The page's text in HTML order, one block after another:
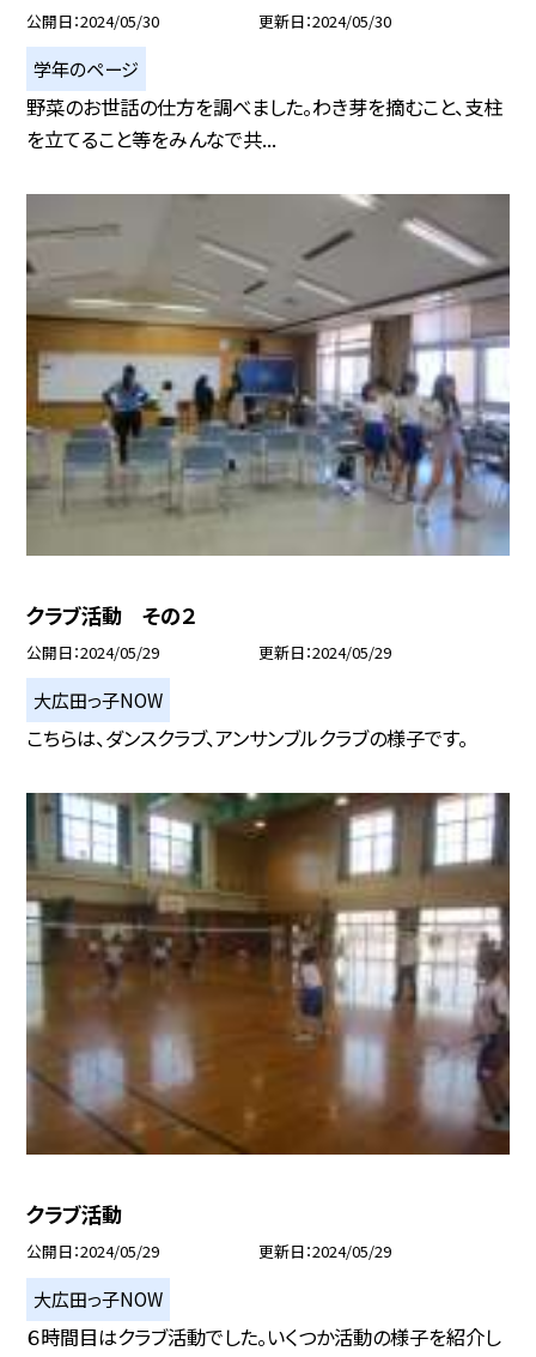
公開日 2024/05/30 更新日 2024/05/30
学年のページ
野菜のお世話の仕方を調べました。わき芽を摘むこと、支柱
を立てること等をみんなで共...
クラブ活動 その２
公開日 2024/05/29 更新日 2024/05/29
大広田っ子NOW
こちらは、ダンスクラブ、アンサンブルクラブの様子です。
クラブ活動
公開日 2024/05/29 更新日 2024/05/29
大広田っ子NOW
６時間目はクラブ活動でした。いくつか活動の様子を紹介し